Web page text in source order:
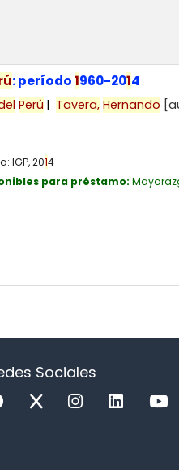
: período1960-2014
Perú Tavera, Hernando
IGP,2014
para préstamo:
Sociales